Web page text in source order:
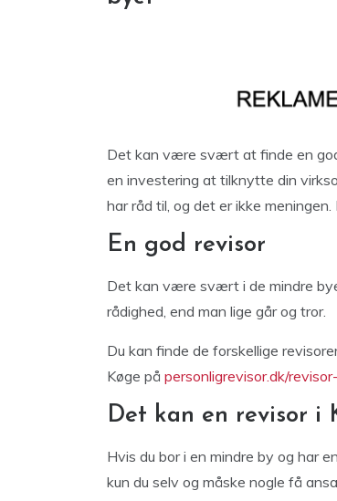
Det kan være svært at finde en
en investering at tilknytte din
har råd til, og det er ikke
En god revisor
Det kan være svært i de mindre
rådighed, end man lige går og tror.
Du kan finde de forskellige
Køge på personligrevisor.dk/
Det kan en revisor i
Hvis du bor i en mindre by og har
kun du selv og måske nogle få